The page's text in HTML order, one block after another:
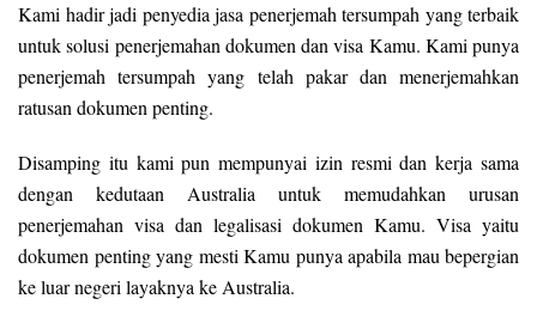
Kami hadir jadi penyedia jasa penerjemah tersumpah yang terbaik
untuk solusi penerjemahan dokumen dan visa Kamu. Kami punya
penerjemah tersumpah yang telah pakar dan menerjemahkan
ratusan dokumen penting.
Disamping itu kami pun mempunyai izin resmi dan kerja sama
dengan kedutaan Australia untuk memudahkan urusan
penerjemahan visa dan legalisasi dokumen Kamu. Visa yaitu
dokumen penting yang mesti Kamu punya apabila mau bepergian
ke luar negeri layaknya ke Australia.